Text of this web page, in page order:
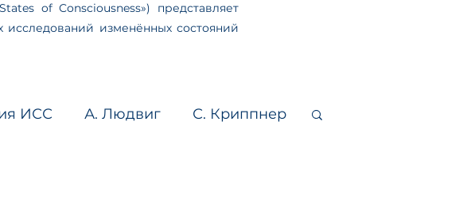
of Consciousness») представляет
изменённых состояний
ИСС А. Людвиг С. Криппнер